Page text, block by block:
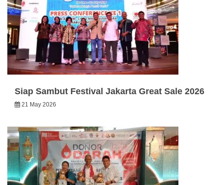
Siap Sambut Festival Jakarta Great Sale 2026
21 May 2026